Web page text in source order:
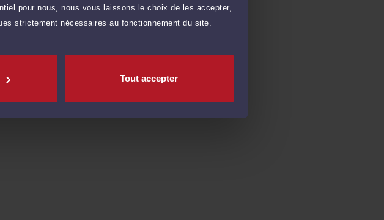
pour nous, nous vous laissons le choix de les accepter,
strictement nécessaires au fonctionnement du site.
Tout accepter